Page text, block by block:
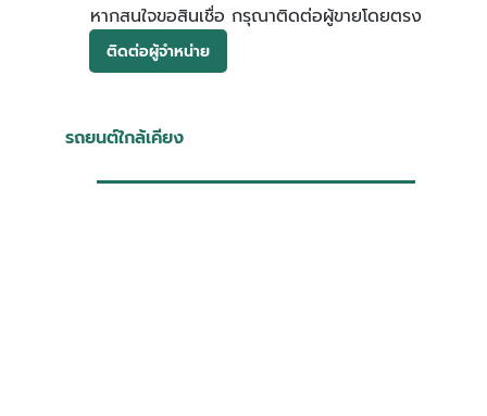
หากสนใจขอสินเชื่อ กรุณาติดต่อผู้ขายโดยตรง
ติดต่อผู้จำหน่าย
รถยนต์ใกล้เคียง